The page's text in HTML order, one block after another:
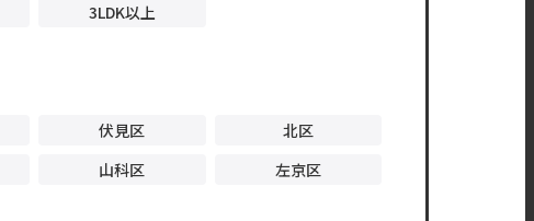
3LDK以上
伏見区
北区
山科区
左京区